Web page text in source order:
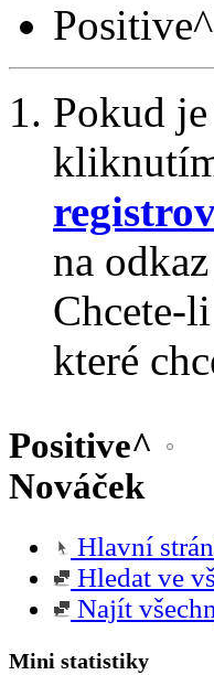
Positive^
Pokud
na
Chcete-
které
Positive^
Nováček
Hlavní
Hledat ve
Najít
Mini statistiky